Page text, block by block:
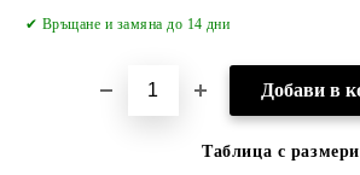
✔ Връщане и замяна до 14 дни
Таблица с размери